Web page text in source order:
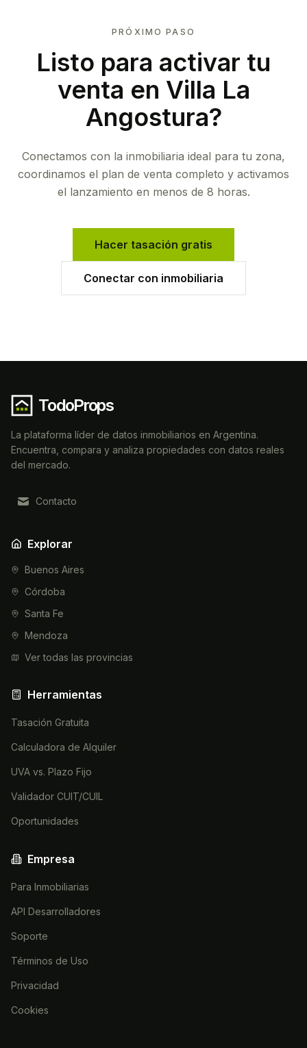
PRÓXIMO PASO
Listo para activar tu
venta en Villa La
Angostura?
Conectamos con la inmobiliaria ideal para tu zona,
coordinamos el plan de venta completo y activamos
el lanzamiento en menos de 8 horas.
Hacer tasación gratis
Conectar con inmobiliaria
TodoProps
La plataforma líder de datos inmobiliarios en Argentina.
Encuentra, compara y analiza propiedades con datos reales
del mercado.
Contacto
Explorar
Buenos Aires
Córdoba
Santa Fe
Mendoza
Ver todas las provincias
Herramientas
Tasación Gratuita
Calculadora de Alquiler
UVA vs. Plazo Fijo
Validador CUIT/CUIL
Oportunidades
Empresa
Para Inmobiliarias
API Desarrolladores
Soporte
Términos de Uso
Privacidad
Cookies